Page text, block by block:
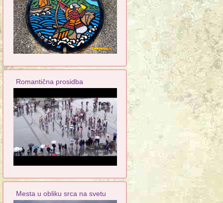
Romantična prosidba
Mesta u obliku srca na svetu